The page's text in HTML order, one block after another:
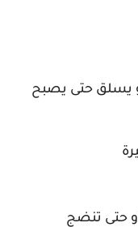
يسلق حتى يصبح
حتى تنضج